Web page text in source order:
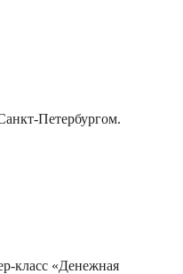
Петербургом.
класс «Денежная